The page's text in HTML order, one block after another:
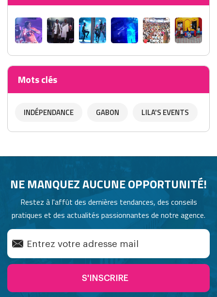
Mots clés
INDÉPENDANCE GABON LILA'S EVENTS
NE MANQUEZ AUCUNE OPPORTUNITÉ!
Restez à l'affût des dernières tendances, des conseils
pratiques et des actualités passionnantes de notre agence.